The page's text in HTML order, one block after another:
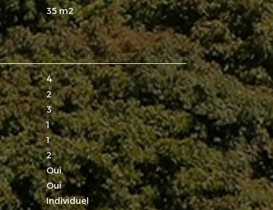
35 m2
4
2
3
1
1
2
Oui
Oui
Individuel